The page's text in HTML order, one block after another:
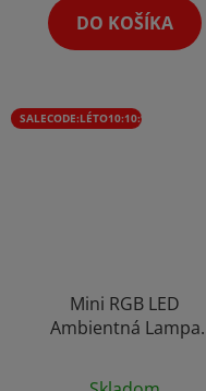
DO KOŠÍKA
SALECODE:LÉTO10:10:%
Mini RGB LED
Ambientná Lampa
Pozadie na Foto Video